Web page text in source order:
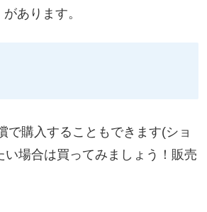
あります。
で購入することもできます(ショ
場合は買ってみましょう！販売